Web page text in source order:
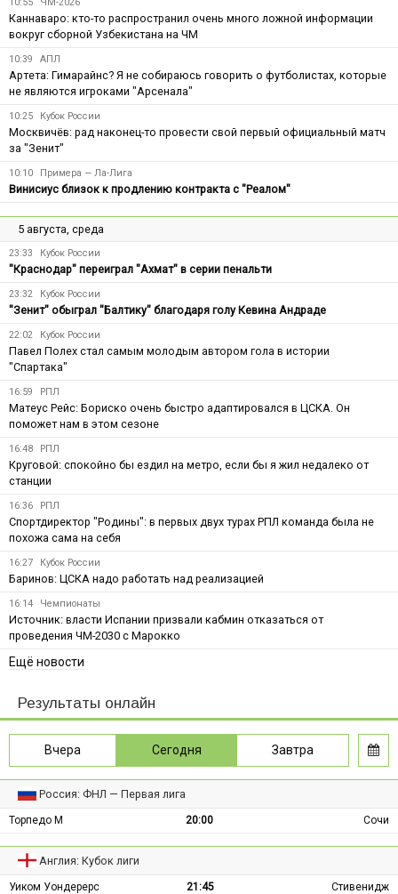
Каннаваро: кто-то распространил очень много ложной информации
вокруг сборной Узбекистана на ЧМ
10:39 АПЛ
Артета: Гимарайнс? Я не собираюсь говорить о футболистах, которые
не являются игроками "Арсенала"
10:25 Кубок России
Москвичёв: рад наконец-то провести свой первый официальный матч
за "Зенит"
10:10 Примера — Ла-Лига
Винисиус близок к продлению контракта с "Реалом"
5 августа, среда
23:33 Кубок России
"Краснодар" переиграл "Ахмат" в серии пенальти
23:32 Кубок России
"Зенит" обыграл "Балтику" благодаря голу Кевина Андраде
22:02 Кубок России
Павел Полех стал самым молодым автором гола в истории
"Спартака"
16:59 РПЛ
Матеус Рейс: Бориско очень быстро адаптировался в ЦСКА. Он
поможет нам в этом сезоне
16:48 РПЛ
Круговой: спокойно бы ездил на метро, если бы я жил недалеко от
станции
16:36 РПЛ
Спортдиректор "Родины": в первых двух турах РПЛ команда была не
похожа сама на себя
16:27 Кубок России
Баринов: ЦСКА надо работать над реализацией
16:14 Чемпионаты
Источник: власти Испании призвали кабмин отказаться от
проведения ЧМ-2030 с Марокко
Ещё новости
Результаты онлайн
Вчера Сегодня Завтра
Россия: ФНЛ — Первая лига
Торпедо М 20:00 Сочи
Англия: Кубок лиги
Уиком Уондерерс 21:45
Стивенидж